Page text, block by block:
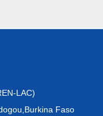
LAC)
Faso